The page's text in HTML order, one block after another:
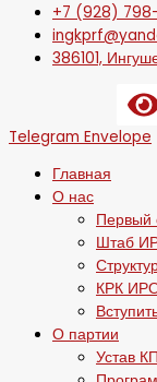
+7 (928)
386101,
Telegram Envelope
Главная
О нас
Первый
Штаб
КРК
О партии
Устав